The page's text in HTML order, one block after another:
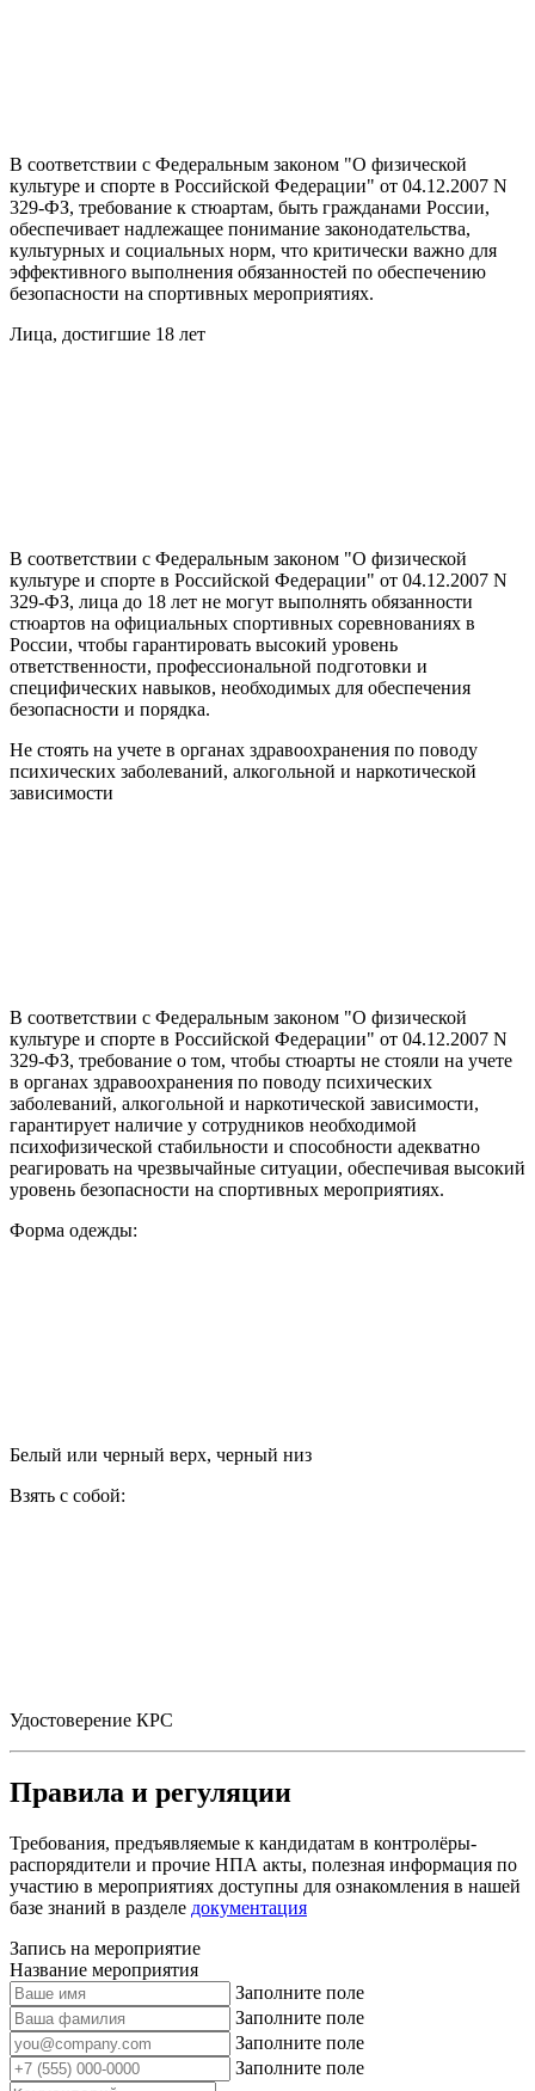
В соответствии с Федеральным законом "О физической
культуре и спорте в Российской Федерации" от 04.12.2007 N
329-ФЗ, требование к стюартам, быть гражданами России,
обеспечивает надлежащее понимание законодательства,
культурных и социальных норм, что критически важно для
эффективного выполнения обязанностей по обеспечению
безопасности на спортивных мероприятиях.
Лица, достигшие 18 лет
В соответствии с Федеральным законом "О физической
культуре и спорте в Российской Федерации" от 04.12.2007 N
329-ФЗ, лица до 18 лет не могут выполнять обязанности
стюартов на официальных спортивных соревнованиях в
России, чтобы гарантировать высокий уровень
ответственности, профессиональной подготовки и
специфических навыков, необходимых для обеспечения
безопасности и порядка.
Не стоять на учете в органах здравоохранения по поводу
психических заболеваний, алкогольной и наркотической
зависимости
В соответствии с Федеральным законом "О физической
культуре и спорте в Российской Федерации" от 04.12.2007 N
329-ФЗ, требование о том, чтобы стюарты не стояли на учете
в органах здравоохранения по поводу психических
заболеваний, алкогольной и наркотической зависимости,
гарантирует наличие у сотрудников необходимой
психофизической стабильности и способности адекватно
реагировать на чрезвычайные ситуации, обеспечивая высокий
уровень безопасности на спортивных мероприятиях.
Форма одежды:
Белый или черный верх, черный низ
Взять с собой:
Удостоверение КРС
Правила и регуляции
Требования, предъявляемые к кандидатам в контролёры-
распорядители и прочие НПА акты, полезная информация по
участию в мероприятиях доступны для ознакомления в нашей
базе знаний в разделе документация
Запись на мероприятие
Название мероприятия
Заполните поле
Заполните поле
Заполните поле
Заполните поле